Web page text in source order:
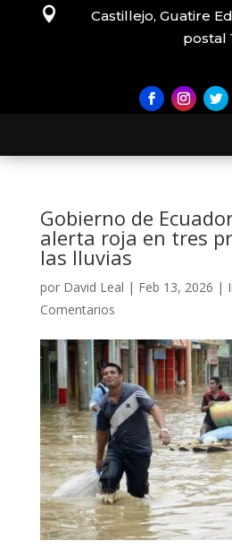

Castillejo, Guatire
postal
Gobierno de
alerta roja en tres
las lluvias
por David Leal | Feb 13, 2026 |
Comentarios